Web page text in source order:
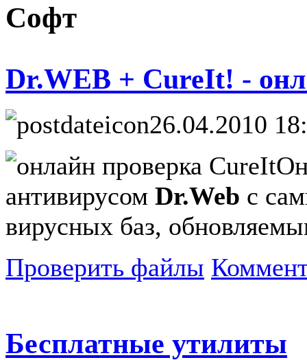
Софт
Dr.WEB + CureIt! -
26.04.2010
антивирусом Dr.Web с
вирусных баз,
Проверить файлы
Бесплатные утилиты